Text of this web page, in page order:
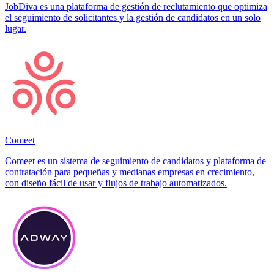
JobDiva es una plataforma de gestión de reclutamiento que optimiza
el seguimiento de solicitantes y la gestión de candidatos en un solo
lugar.
Comeet
Comeet es un sistema de seguimiento de candidatos y plataforma de
contratación para pequeñas y medianas empresas en crecimiento,
con diseño fácil de usar y flujos de trabajo automatizados.